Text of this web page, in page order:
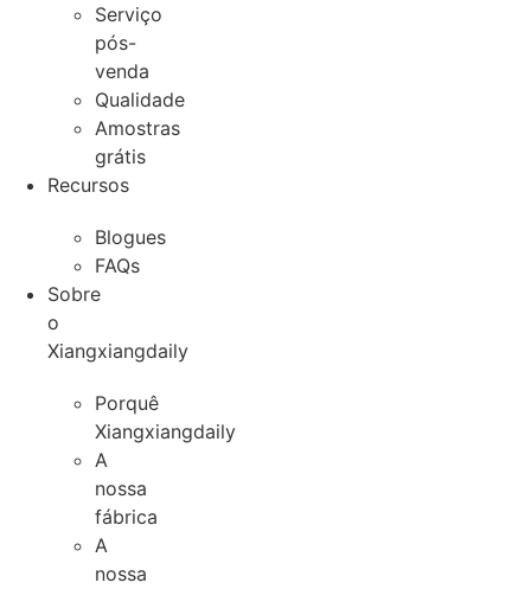
Serviço
pós-
venda
Qualidade
Amostras
grátis
Recursos
Blogues
FAQs
Sobre
o
Xiangxiangdaily
Porquê
Xiangxiangdaily
A
nossa
fábrica
A
nossa